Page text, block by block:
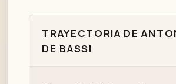
TRAYECTORIA DE
DE BASSI